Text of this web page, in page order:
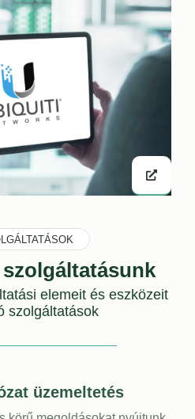
elemeit és eszközeit
szolgáltatások
üzemeltetés